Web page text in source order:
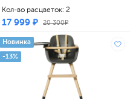
Кол-во расцветок: 2
17 999 ₽ 20 300₽
Новинка
-13%